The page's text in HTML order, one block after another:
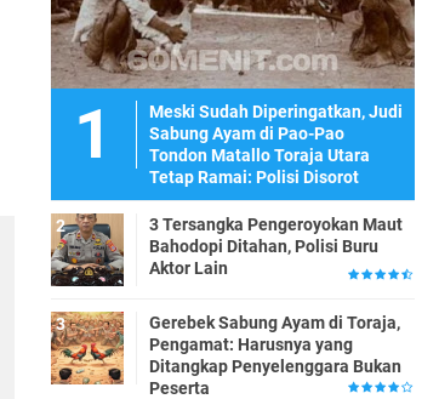
Meski Sudah Diperingatkan, Judi
Sabung Ayam di Pao-Pao
Tondon Matallo Toraja Utara
Tetap Ramai: Polisi Disorot
3 Tersangka Pengeroyokan Maut
Bahodopi Ditahan, Polisi Buru
Aktor Lain
Gerebek Sabung Ayam di Toraja,
Pengamat: Harusnya yang
Ditangkap Penyelenggara Bukan
Peserta